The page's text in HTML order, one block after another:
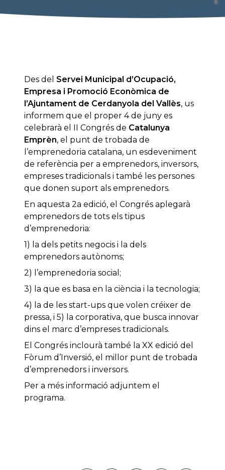
Des del Servei Municipal d’Ocupació,
Empresa i Promoció Econòmica de
l’Ajuntament de Cerdanyola del Vallès, us
informem que el proper 4 de juny es
celebrarà el II Congrés de Catalunya
Emprèn, el punt de trobada de
l’emprenedoria catalana, un esdeveniment
de referència per a emprenedors, inversors,
empreses tradicionals i també les persones
que donen suport als emprenedors.
En aquesta 2a edició, el Congrés aplegarà
emprenedors de tots els tipus
d’emprenedoria:
1) la dels petits negocis i la dels
emprenedors autònoms;
2) l’emprenedoria social;
3) la que es basa en la ciència i la tecnologia;
4) la de les start-ups que volen créixer de
pressa, i 5) la corporativa, que busca innovar
dins el marc d’empreses tradicionals.
El Congrés inclourà també la XX edició del
Fòrum d’Inversió, el millor punt de trobada
d’emprenedors i inversors.
Per a més informació adjuntem el
programa.